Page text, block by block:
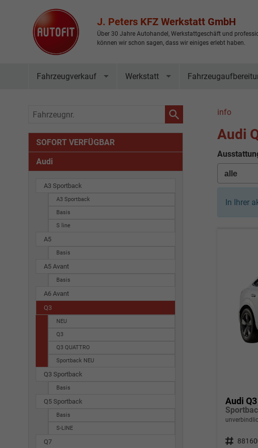
J. Peters KFZ Werkstatt GmbH
Über 30 Jahre Autohandel, Werkstattgeschäft und
können wir schon sagen, dass wir einiges erlebt haben.
Fahrzeugverkauf Werkstatt
info
Audi
In Ihrer
Audi Q3
Fahrzeugnr.
Fahrzeugnr.
SOFORT VERFÜGBAR
Audi
A3 Sportback
A3 Sportback
Basis
S line
A5
Basis
A5 Avant
Basis
A6 Avant
Q3
NEU
Q3
Q3 QUATTRO
Sportback NEU
Q3 Sportback
Basis
Q5 Sportback
Basis
S-LINE
Q7